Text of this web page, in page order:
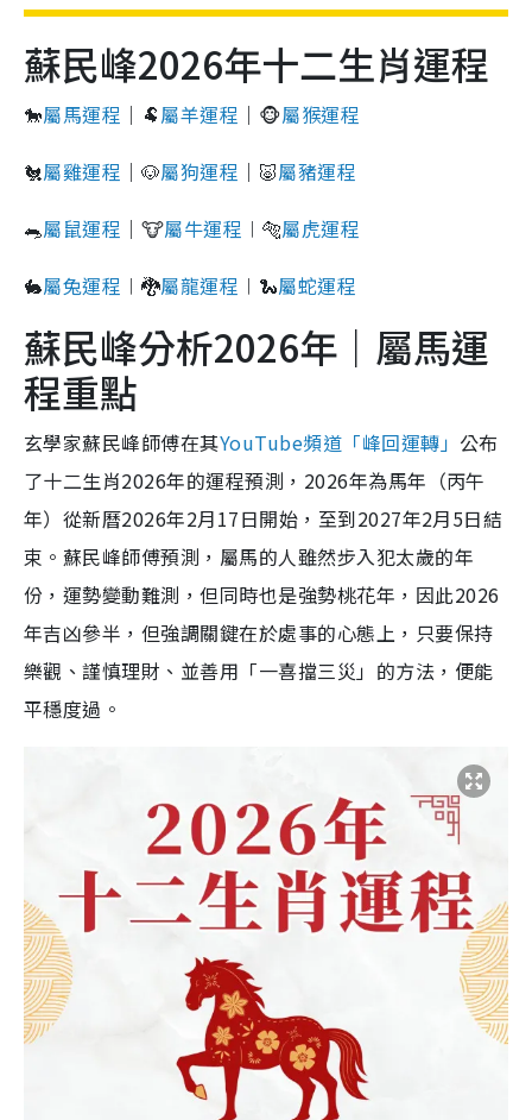
蘇民峰2026年十二生肖運程
🐎屬馬運程 ｜🐏屬羊運程 ｜🐵屬猴運程
🐔屬雞運程 ｜🐶屬狗運程 ｜🐷屬豬運程
🐀屬鼠運程 ｜🐮屬牛運程 ︱🐅屬虎運程
🐇屬兔運程 ︱🐉屬龍運程 ︱🐍屬蛇運程
蘇民峰分析2026年｜屬馬運
程重點
玄學家蘇民峰師傅在其YouTube頻道「峰回運轉」 公布
了十二生肖2026年的運程預測，2026年為馬年（丙午
年）從新曆2026年2月17日開始，至到2027年2月5日結
束。蘇民峰師傅預測，屬馬的人雖然步入犯太歲的年
份，運勢變動難測，但同時也是強勢桃花年，因此2026
年吉凶參半，但強調關鍵在於處事的心態上，只要保持
樂觀、謹慎理財、並善用「一喜擋三災」的方法，便能
平穩度過。